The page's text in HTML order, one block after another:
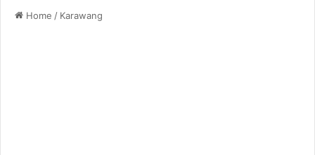
Home / Karawang